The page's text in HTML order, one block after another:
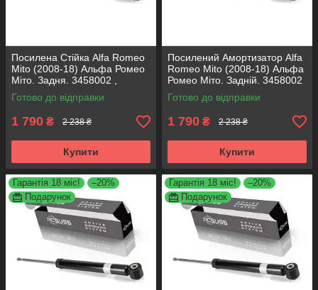
Посилена Стійка Alfa Romeo
Mito (2008-18) Альфа Ромео
Міто. Задня. 3458002 ,
317722. KOREA Аксусс!
Готово до відправки
1 790 ₴ 2 238 ₴
Купити
Посилений Амортизатор Alfa
Romeo Mito (2008-18) Альфа
Ромео Міто. Задній. 3458002
, 317722. KOREA Аксусс!
Готово до відправки
1 790 ₴ 2 238 ₴
Купити
Гарантія 18 міс!
–20%
Подарунок
Гарантія 18 міс!
–20%
Подарунок